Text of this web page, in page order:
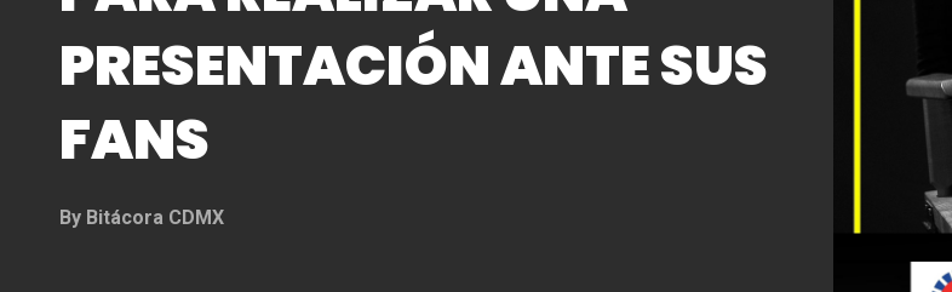
PRESENTACIÓN ANTE SUS
FANS
By Bitácora CDMX